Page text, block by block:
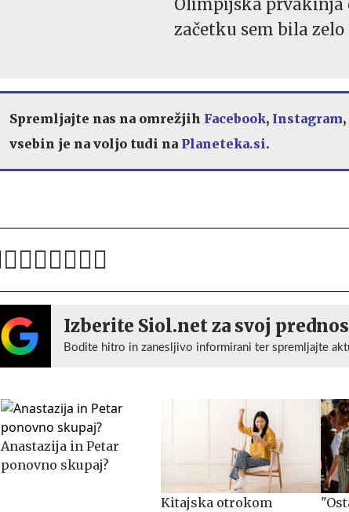
Olimpijska prvakinja
začetku sem bila
Spremljajte nas na omrežjih Facebook, Instagram,
vsebin je na voljo tudi na Planeteka.si.
Izberite Siol.net za svoj
Bodite hitro in zanesljivo informirani ter spremljajte
Anastazija in Petar
ponovno skupaj?
Kitajska otrokom